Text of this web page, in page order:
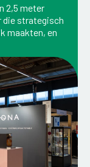
2,5 meter
die strategisch
maakten, en